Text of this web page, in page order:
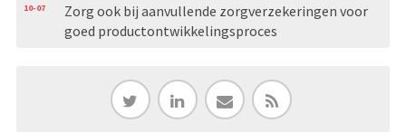
10-07
Zorg ook bij aanvullende zorgverzekeringen voor
goed productontwikkelingsproces